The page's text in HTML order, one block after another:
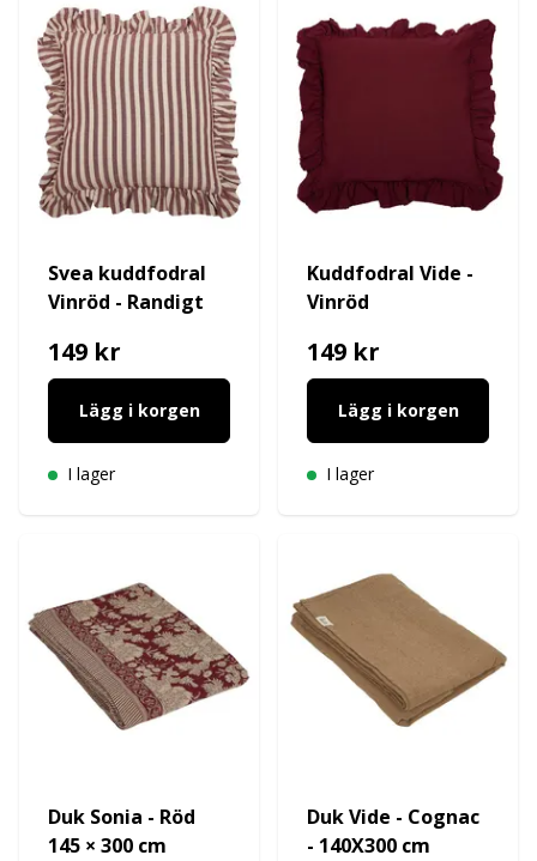
Svea kuddfodral
Vinröd - Randigt
149 kr
Lägg i korgen
I lager
Kuddfodral Vide -
Vinröd
149 kr
Lägg i korgen
I lager
Duk Sonia - Röd
145 × 300 cm
Duk Vide - Cognac
- 140X300 cm